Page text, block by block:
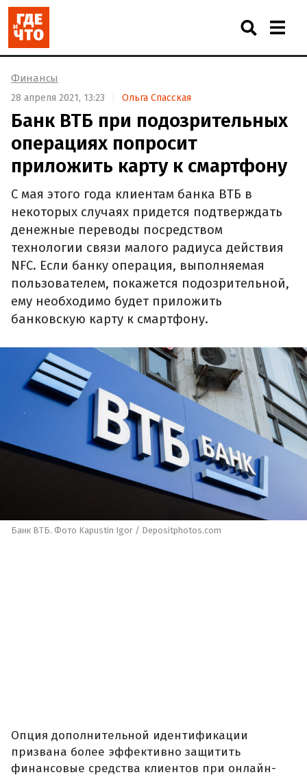
Финансы
28 апреля 2021, 13:23 Ольга Спасская
Банк ВТБ при подозрительных
операциях попросит
приложить карту к смартфону
С мая этого года клиентам банка ВТБ в
некоторых случаях придется подтверждать
денежные переводы посредством
технологии связи малого радиуса действия
NFC. Если банку операция, выполняемая
пользователем, покажется подозрительной,
ему необходимо будет приложить
банковскую карту к смартфону.
Банк ВТБ. Фото Kapustin Igor / Depositphotos.com
Опция дополнительной идентификации
призвана более эффективно защитить
финансовые средства клиентов при онлайн-